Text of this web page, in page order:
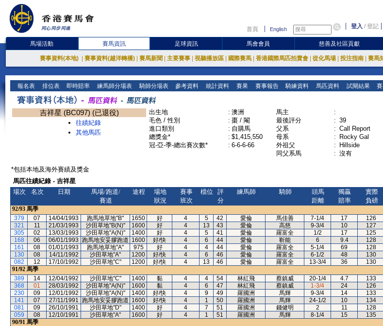
首頁 English 登入 /登記
馬場活動 賽馬資訊 足球資訊 馬會會員 慈善及社區貢獻
賽事資料(本地) 賽事資料(越洋轉播) 賽馬新聞 主要賽事 視聽播放區 國際賽馬 香港國際馬匹拍賣會 從化馬場 投注指南 賽馬
報名表 排位表 即時賠率 練馬師分場表 騎師分場表 參考資料 統計資料 賽果 賽事報告 騎練資料 馬匹資料 試閘結果
吉祥星 (BC097) (已退役)
往績紀錄
其他馬匹
出生地 : 澳洲
毛色 / 性別
: 棗 / 閹
進口類別
: 自購馬
總獎金*
: $1,415,550
冠-亞-季-總出賽次數*
: 6-6-6-66
馬主
:
最後評分
: 39
父系
: Call Report
母系
:
Rocky Gal
外祖父
:
Hillside
同父系馬
: 沒有
*包括本地及海外賽績及獎金
馬匹往績紀錄 - 吉祥星
場次
名次 日期
馬場/跑道/
賽道
途程
場地
狀況
賽事
班次
檔位
評
分
練馬師 騎師
頭馬
距離
獨贏
賠率
實際
負磅
92/93 馬季
379
07 14/04/1993 跑馬地草地"B" 1650 好 4 5 42 愛倫 馬佳善 7-1/4 17 126
321
11 21/03/1993 沙田草地"B(N)" 1600 好 4 13 43 愛倫 高慈 9-3/4 10 127
305
02 13/03/1993 沙田草地"A(N)" 1400 好 4 5 41 愛倫 羅富全 1/2 17 125
168
06 06/01/1993 跑馬地安妥膠跑道 1600 好/快 4 6 44 愛倫 靳能 6 9.4 128
161
08 01/01/1993 跑馬地草地"A" 975 好 4 4 44 愛倫 羅富全 5-1/4 69 128
130
08 14/11/1992 沙田草地"A" 1200 好/快 4 6 46 愛倫 羅富全 6-1/2 48 130
082
12 17/10/1992 沙田草地"C" 1200 好/快 4 13 46 愛倫 羅富全 13-3/4 36 130
91/92 馬季
389
14 12/04/1992 沙田草地"C" 1400 黏 4 4 54 林紅飛 蔡鎮威 20-1/4 4.7 133
368
01 28/03/1992 沙田草地"A(N)" 1600 黏 4 6 47 林紅飛 蔡鎮威 1-3/4 24 126
230
09 12/01/1992 沙田草地"A(N)" 1400 好/快 4 9 49 羅國洲 馬輝 9-3/4 14 133
141
07 27/11/1991 跑馬地安妥膠跑道 1600 好/快 4 1 50 羅國洲 馬輝 24-1/2 10 134
081
09 26/10/1991 沙田草地"D" 1400 好 4 7 51 羅國洲 錢健明 2 11 128
059
08 12/10/1991 沙田草地"A" 1600 好 4 1 51 羅國洲 馬輝 8-1/4 15 135
90/91 馬季